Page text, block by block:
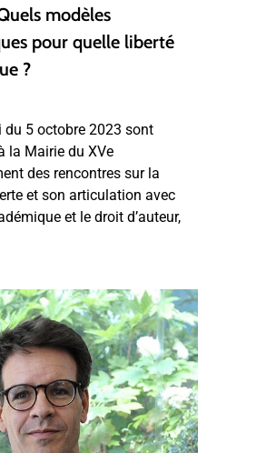
modèles
pour quelle liberté
?
du 5 octobre 2023 sont
la Mairie du XVe
des rencontres sur la
et son articulation avec
et le droit d’auteur,